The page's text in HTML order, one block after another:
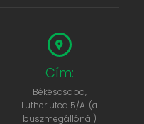
Cím:
Békéscsaba,
Luther utca 5/A. (a
buszmegállónál)